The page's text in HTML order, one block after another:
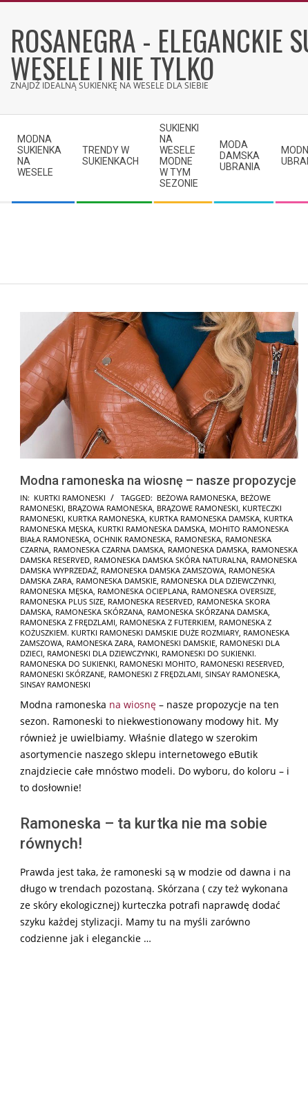
contentROSANEGRA - ELEGANCKIE
WESELE I NIE TYLKO
ZNAJDŹ IDEALNĄ SUKIENKĘ NA WESELE DLA SIEBIE
Navigation
Menu
MODNA
SUKIENKA
NA
WESELE
TRENDY W
SUKIENKACH
SUKIENKI
NA
WESELE
MODNE
W TYM
SEZONIE
MODA
DAMSKA
UBRANIA
Modna ramoneska na wiosnę – nasze propozycje
2025-
01-
30
IN: KURTKI RAMONESKI TAGGED: BEŻOWA RAMONESKA, BEŻOWE
RAMONESKI, BRĄZOWA RAMONESKA, BRĄZOWE RAMONESKI, KURTECZKI
RAMONESKI, KURTKA RAMONESKA, KURTKA RAMONESKA DAMSKA, KURTKA
RAMONESKA MĘSKA, KURTKI RAMONESKA DAMSKA, MOHITO RAMONESKA
BIAŁA RAMONESKA, OCHNIK RAMONESKA, RAMONESKA, RAMONESKA
CZARNA, RAMONESKA CZARNA DAMSKA, RAMONESKA DAMSKA, RAMONESKA
DAMSKA RESERVED, RAMONESKA DAMSKA SKÓRA NATURALNA, RAMONESKA
DAMSKA WYPRZEDAŻ, RAMONESKA DAMSKA ZAMSZOWA, RAMONESKA
DAMSKA ZARA, RAMONESKA DAMSKIE, RAMONESKA DLA DZIEWCZYNKI,
RAMONESKA MĘSKA, RAMONESKA OCIEPLANA, RAMONESKA OVERSIZE,
RAMONESKA PLUS SIZE, RAMONESKA RESERVED, RAMONESKA SKORA
DAMSKA, RAMONESKA SKÓRZANA, RAMONESKA SKÓRZANA DAMSKA,
RAMONESKA Z FRĘDZLAMI, RAMONESKA Z FUTERKIEM, RAMONESKA Z
KOŻUSZKIEM. KURTKI RAMONESKI DAMSKIE DUŻE ROZMIARY, RAMONESKA
ZAMSZOWA, RAMONESKA ZARA, RAMONESKI DAMSKIE, RAMONESKI DLA
DZIECI, RAMONESKI DLA DZIEWCZYNKI, RAMONESKI DO SUKIENKI.
RAMONESKA DO SUKIENKI, RAMONESKI MOHITO, RAMONESKI RESERVED,
RAMONESKI SKÓRZANE, RAMONESKI Z FRĘDZLAMI, SINSAY RAMONESKA,
SINSAY RAMONESKI
Modna ramoneska na wiosnę – nasze propozycje na ten
sezon. Ramoneski to niekwestionowany modowy hit. My
również je uwielbiamy. Właśnie dlatego w szerokim
asortymencie naszego sklepu internetowego eButik
znajdziecie całe mnóstwo modeli. Do wyboru, do koloru – i
to dosłownie!
Ramoneska – ta kurtka nie ma sobie
równych!
Prawda jest taka, że ramoneski są w modzie od dawna i na
długo w trendach pozostaną. Skórzana ( czy też wykonana
ze skóry ekologicznej) kurteczka potrafi naprawdę dodać
szyku każdej stylizacji. Mamy tu na myśli zarówno
codzienne jak i eleganckie …